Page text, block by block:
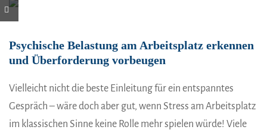
Psychische Belastung am Arbeitsplatz erkennen
und Überforderung vorbeugen
Vielleicht nicht die beste Einleitung für ein entspanntes
Gespräch – wäre doch aber gut, wenn Stress am Arbeitsplatz
im klassischen Sinne keine Rolle mehr spielen würde! Viele